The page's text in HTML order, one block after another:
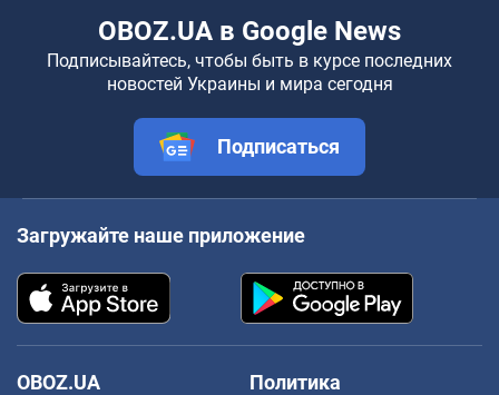
OBOZ.UA в Google News
Подписывайтесь, чтобы быть в курсе последних
новостей Украины и мира сегодня
Подписаться
Загружайте наше приложение
OBOZ.UA
Политика